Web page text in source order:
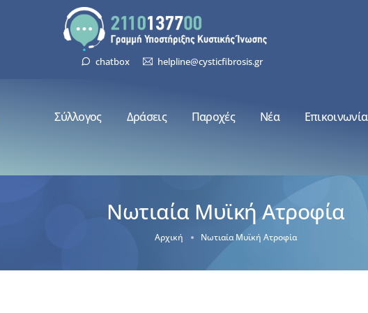
chatbox helpline@cysticfibrosis.gr
Σύλλογος Δράσεις Παροχές Νέα Επικοινωνία
Νωτιαία Μυϊκή Ατροφία
Αρχική Νωτιαία Μυϊκή Ατροφία